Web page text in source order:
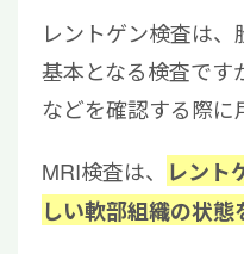
レントゲン検査は
基本となる検査です
などを確認する際に
MRI検査は、
レント
しい軟部組織の状